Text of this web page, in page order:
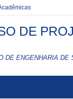
DE
DE ENGENHARIA